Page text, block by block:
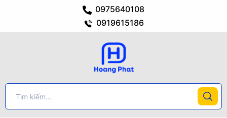
0975640108
0919615186